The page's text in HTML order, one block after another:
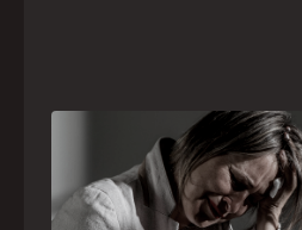
Crise psiquiátrica é
como o SAMU atua nesses
Surtos, tentativas de suicídio